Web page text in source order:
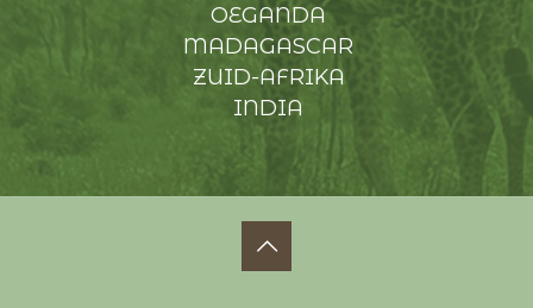
OEGANDA
MADAGASCAR
ZUID-AFRIKA
INDIA